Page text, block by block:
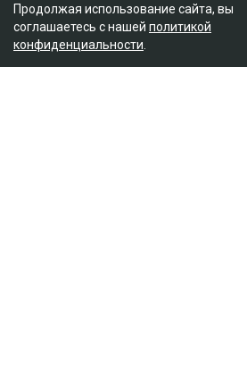
Продолжая использование сайта, вы
соглашаетесь с нашей политикой
конфиденциальности